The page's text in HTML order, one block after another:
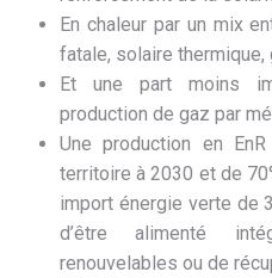
En chaleur par un mix
fatale, solaire
Et une part moins
production de gaz par
Une production en
territoire à 2030 et de
import énergie verte de
d’être alimenté
renouvelables ou de